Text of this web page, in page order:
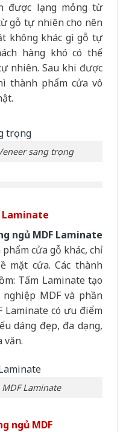
được lạng mỏng từ
gỗ tự nhiên cho nên
không khác gì gỗ tự
hàng khó có thể
nhiên. Sau khi được
thành phẩm cửa vô
sang trọng
Laminate
ngủ MDF Laminate
cửa gỗ khác, chỉ
mặt cửa. Các thành
Tấm Laminate tạo
MDF và phần
Laminate có ưu điểm
dáng đẹp, đa dạng,
văn.
Laminate
ngủ MDF